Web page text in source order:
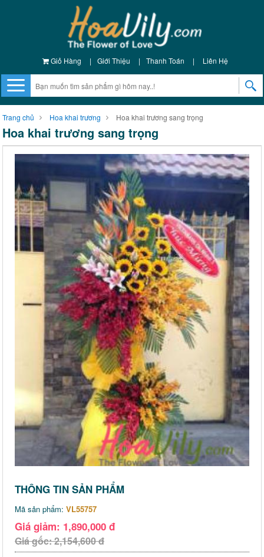
Giỏ Hàng | Giới Thiệu | Thanh Toán | Liên Hệ
Trang chủ Hoa khai trương Hoa khai trương sang trọng
Hoa khai trương sang trọng
THÔNG TIN SẢN PHẨM
Mã sản phẩm: VL55757
Giá giảm: 1,890,000 đ
Giá gốc: 2,154,600 đ